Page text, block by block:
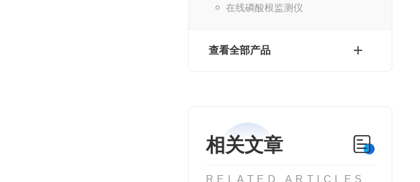
在线磷酸根监测仪
查看全部产品
相关文章
RELATED ARTICLES